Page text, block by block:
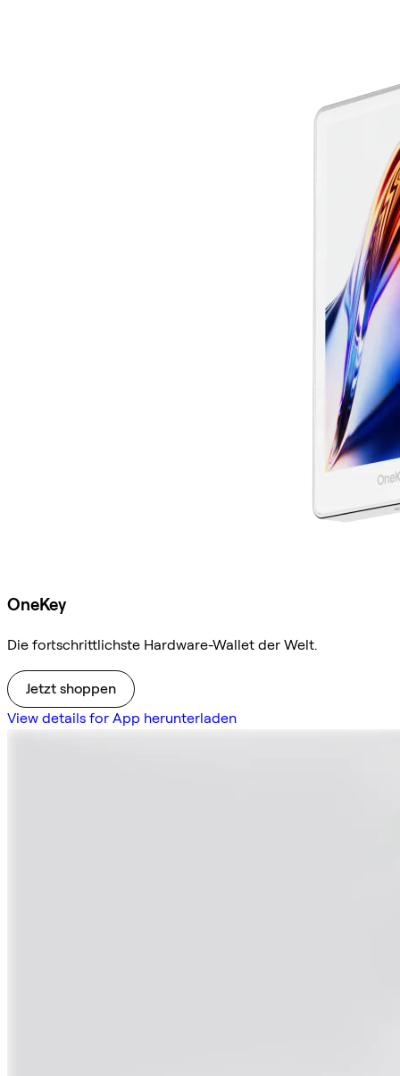
OneKey
Die fortschrittlichste Hardware-Wallet der Welt.
Jetzt shoppen
View details for App herunterladen